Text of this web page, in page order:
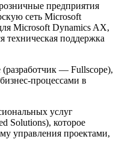
предприятия
сеть Microsoft
Microsoft Dynamics AX,
техническая поддержка
— Fullscope),
процессами в
услуг
Solutions), которое
управления проектами,